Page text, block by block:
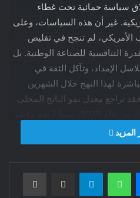
سياسة حمائية تحت غطاء
غير أن هذه السياسات، وعلى
لم تنجح في تقليص
التنافسية للصناعة الوطنية. بل
الإمداد، وتآكل الثقة في
لهذا النهج خلال الشهرين
تراجع معدل نمو الناتج المحلي
بنسبة 3.1% نتيجة لارتفاع كلفة المواد الأولية
على الصلب والألومنيوم وقطع
أسوأ أداء له منذ أزمة كوفيد-19، حيث تراجع بنسبة قاربت 11% خلال
لدى المستثمرين من استمرار
المزيد
ماسنجر واتساب تيلقرام مشاركة عبر البريد طباعة